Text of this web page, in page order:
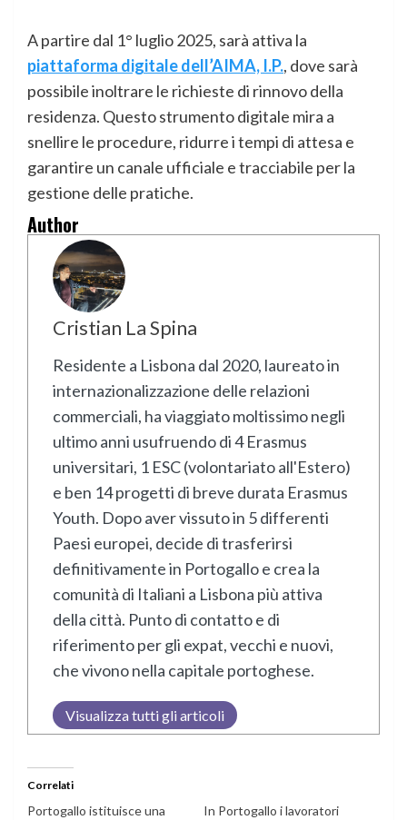
A partire dal 1° luglio 2025, sarà attiva la
piattaforma digitale dell’AIMA, I.P., dove sarà
possibile inoltrare le richieste di rinnovo della
residenza. Questo strumento digitale mira a
snellire le procedure, ridurre i tempi di attesa e
garantire un canale ufficiale e tracciabile per la
gestione delle pratiche.
Author
Cristian La Spina
Residente a Lisbona dal 2020, laureato in
internazionalizzazione delle relazioni
commerciali, ha viaggiato moltissimo negli
ultimo anni usufruendo di 4 Erasmus
universitari, 1 ESC (volontariato all'Estero)
e ben 14 progetti di breve durata Erasmus
Youth. Dopo aver vissuto in 5 differenti
Paesi europei, decide di trasferirsi
definitivamente in Portogallo e crea la
comunità di Italiani a Lisbona più attiva
della città. Punto di contatto e di
riferimento per gli expat, vecchi e nuovi,
che vivono nella capitale portoghese.
Visualizza tutti gli articoli
Correlati
Portogallo istituisce una
In Portogallo i lavoratori